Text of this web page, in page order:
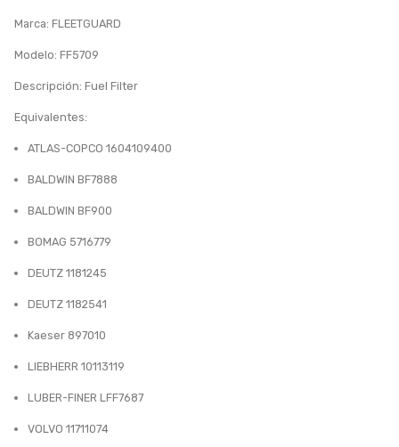
Marca: FLEETGUARD
Modelo: FF5709
Descripción: Fuel Filter
Equivalentes:
ATLAS-COPCO 1604109400
BALDWIN BF7888
BALDWIN BF900
BOMAG 5716779
DEUTZ 1181245
DEUTZ 1182541
Kaeser 897010
LIEBHERR 10113119
LUBER-FINER LFF7687
VOLVO 11711074